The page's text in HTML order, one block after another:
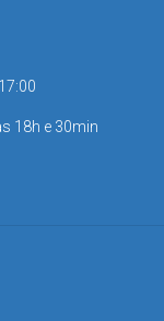
18h e 30min